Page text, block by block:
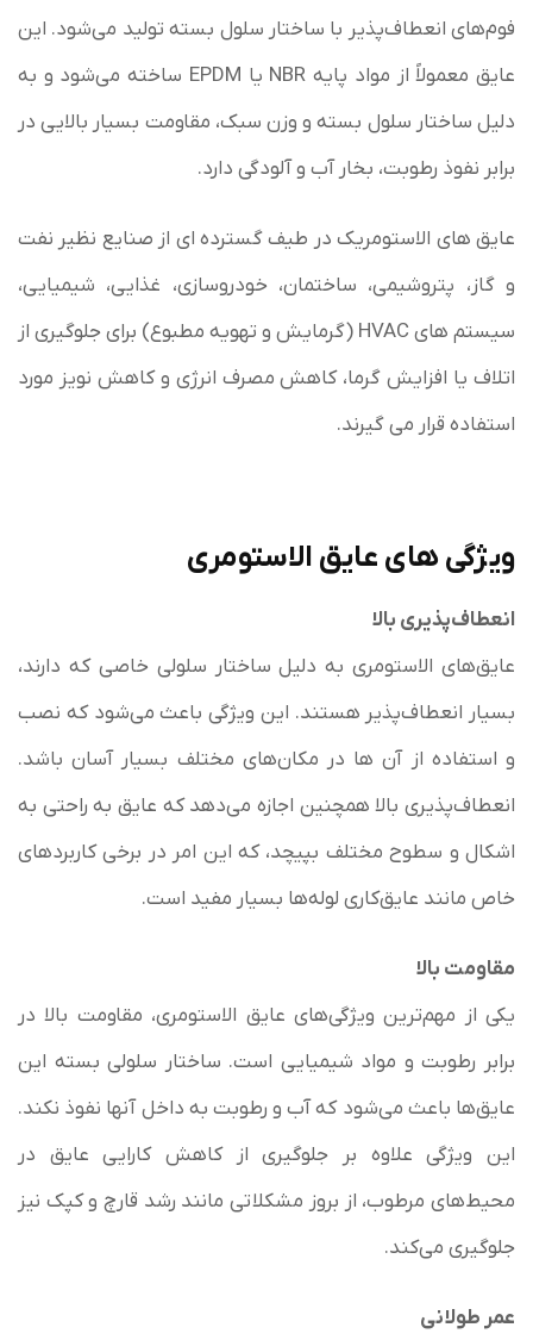
فوم‌های انعطاف‌پذیر با ساختار سلول بسته تولید می‌شود. این
عایق معمولاً از مواد پایه NBR یا EPDM ساخته می‌شود و به
دلیل ساختار سلول بسته و وزن سبک، مقاومت بسیار بالایی در
برابر نفوذ رطوبت، بخار آب و آلودگی دارد.
عایق های الاستومریک در طیف گسترده ای از صنایع نظیر نفت
و گاز، پتروشیمی، ساختمان، خودروسازی، غذایی، شیمیایی،
سیستم های HVAC (گرمایش و تهویه مطبوع) برای جلوگیری از
اتلاف یا افزایش گرما، کاهش مصرف انرژی و کاهش نویز مورد
استفاده قرار می گیرند.
ویژگی های عایق الاستومری
انعطاف‌پذیری بالا
عایق‌های الاستومری به دلیل ساختار سلولی خاصی که دارند،
بسیار انعطاف‌پذیر هستند. این ویژگی باعث می‌شود که نصب
و استفاده از آن ها در مکان‌های مختلف بسیار آسان باشد.
انعطاف‌پذیری بالا همچنین اجازه می‌دهد که عایق به راحتی به
اشکال و سطوح مختلف بپیچد، که این امر در برخی کاربردهای
خاص مانند عایق‌کاری لوله‌ها بسیار مفید است.
مقاومت بالا
یکی از مهم‌ترین ویژگی‌های عایق الاستومری، مقاومت بالا در
برابر رطوبت و مواد شیمیایی است. ساختار سلولی بسته این
عایق‌ها باعث می‌شود که آب و رطوبت به داخل آنها نفوذ نکند.
این ویژگی علاوه بر جلوگیری از کاهش کارایی عایق در
محیط‌های مرطوب، از بروز مشکلاتی مانند رشد قارچ و کپک نیز
جلوگیری می‌کند.
عمر طولانی